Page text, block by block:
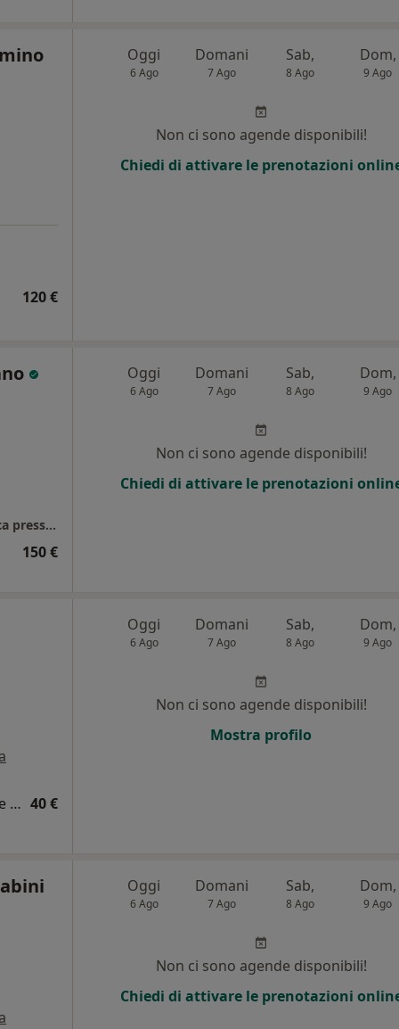
120 €
Oggi
6 Ago
Domani
7 Ago
Sab,
8 Ago
Dom,
9 Ago
Non ci sono agende disponibili!
Chiedi di attivare le prenotazioni
Ambulatorio Chirurgia Generale e Oncologica presso Ospedale Bufalini
150 €
Oggi
6 Ago
Domani
7 Ago
Sab,
8 Ago
Dom,
9 Ago
Non ci sono agende disponibili!
Chiedi di attivare le prenotazioni
Densitometria ossea lombare e femorale monolaterale 40 €
Oggi
6 Ago
Domani
7 Ago
Sab,
8 Ago
Dom,
9 Ago
Non ci sono agende disponibili!
Mostra profilo
Oggi
6 Ago
Domani
7 Ago
Sab,
8 Ago
Dom,
9 Ago
Non ci sono agende disponibili!
Chiedi di attivare le prenotazioni